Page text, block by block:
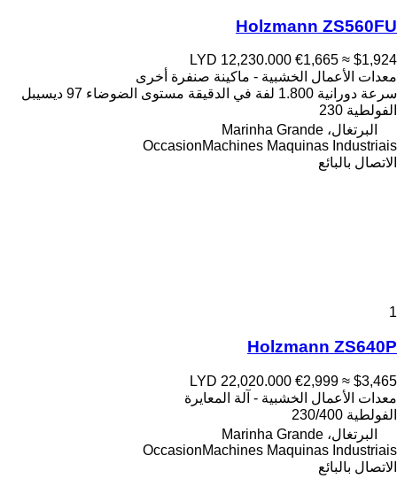
Holzmann ZS560FU
LYD 12,230.000 €1,665 ≈ $1,924
معدات الأعمال الخشبية - ماكينة صنفرة أخرى
سرعة دورانية 1.800 لفة في الدقيقة مستوى الضوضاء 97 ديسيبل
الفولطية 230
البرتغال، Marinha Grande
OccasionMachines Maquinas Industriais
الاتصال بالبائع
1
Holzmann ZS640P
LYD 22,020.000 €2,999 ≈ $3,465
معدات الأعمال الخشبية - آلة المعايرة
الفولطية 230/400
البرتغال، Marinha Grande
OccasionMachines Maquinas Industriais
الاتصال بالبائع